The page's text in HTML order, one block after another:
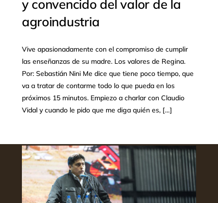
y convencido del valor de la
agroindustria
Vive apasionadamente con el compromiso de cumplir
las enseñanzas de su madre. Los valores de Regina.
Por: Sebastián Nini Me dice que tiene poco tiempo, que
va a tratar de contarme todo lo que pueda en los
próximos 15 minutos. Empiezo a charlar con Claudio
Vidal y cuando le pido que me diga quién es, […]